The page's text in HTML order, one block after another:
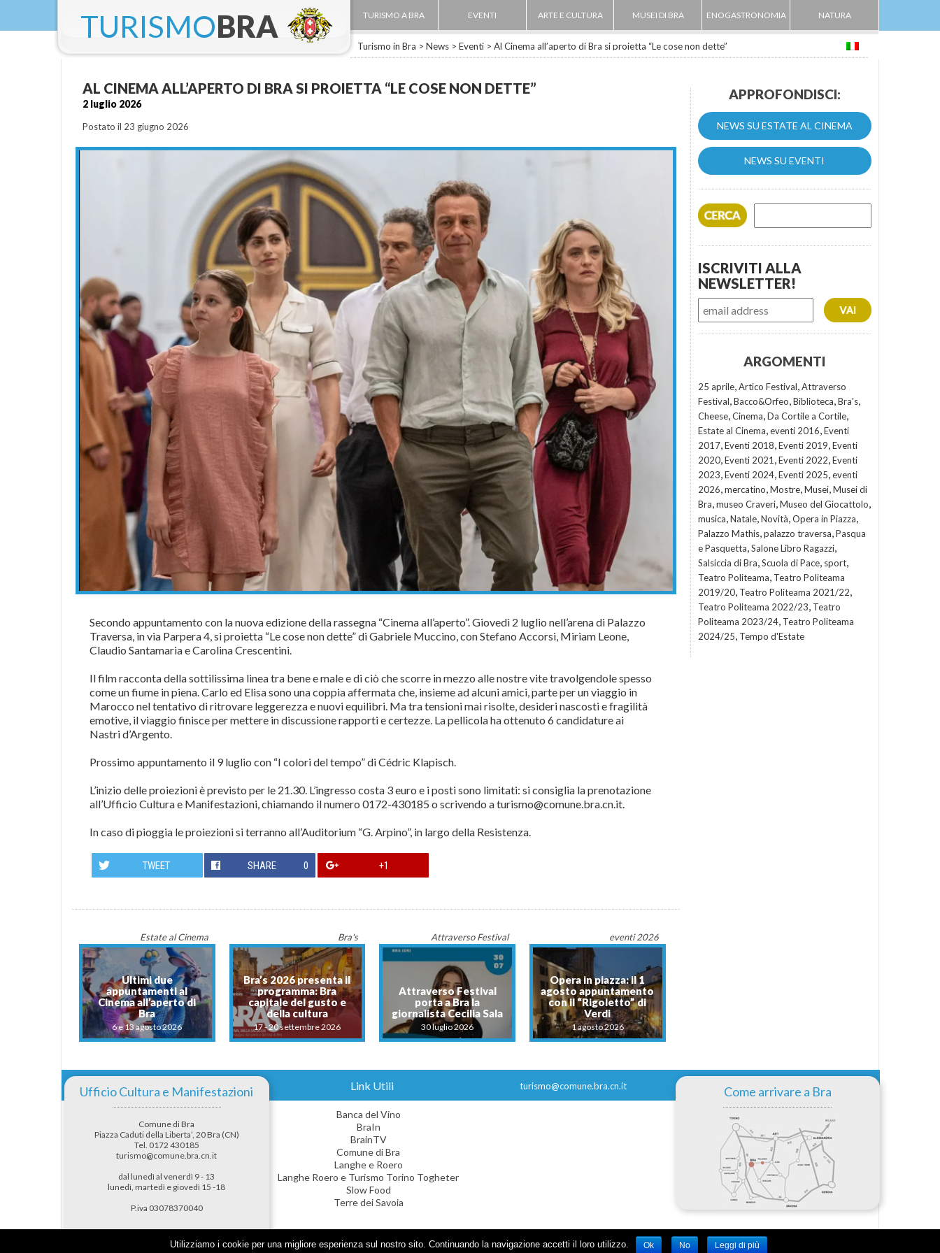
TURISMOBRA TURISMO A BRA EVENTI ARTE E CULTURA MUSEI DI BRA ENOGASTRONOMIA NATURA
Turismo in Bra > News > Eventi > Al Cinema all’aperto di Bra si proietta “Le cose non dette”
AL CINEMA ALL’APERTO DI BRA SI PROIETTA “LE COSE NON DETTE”
2 luglio 2026
Postato il 23 giugno 2026
Secondo appuntamento con la nuova edizione della rassegna “Cinema all’aperto”. Giovedì 2 luglio nell’arena di Palazzo
Traversa, in via Parpera 4, si proietta “Le cose non dette” di Gabriele Muccino, con Stefano Accorsi, Miriam Leone,
Claudio Santamaria e Carolina Crescentini.
Il film racconta della sottilissima linea tra bene e male e di ciò che scorre in mezzo alle nostre vite travolgendole spesso
come un fiume in piena. Carlo ed Elisa sono una coppia affermata che, insieme ad alcuni amici, parte per un viaggio in
Marocco nel tentativo di ritrovare leggerezza e nuovi equilibri. Ma tra tensioni mai risolte, desideri nascosti e fragilità
emotive, il viaggio finisce per mettere in discussione rapporti e certezze. La pellicola ha ottenuto 6 candidature ai
Nastri d’Argento.
Prossimo appuntamento il 9 luglio con “I colori del tempo” di Cédric Klapisch.
L’inizio delle proiezioni è previsto per le 21.30. L’ingresso costa 3 euro e i posti sono limitati: si consiglia la prenotazione
all’Ufficio Cultura e Manifestazioni, chiamando il numero 0172-430185 o scrivendo a turismo@comune.bra.cn.it.
In caso di pioggia le proiezioni si terranno all’Auditorium “G. Arpino”, in largo della Resistenza.
TWEET SHARE 0 +1
Estate al Cinema
Ultimi due
appuntamenti al
Cinema all’aperto di
Bra
6 e 13 agosto 2026
Bra's
Bra’s 2026 presenta il
programma: Bra
capitale del gusto e
della cultura
17 - 20 settembre 2026
Attraverso Festival
Attraverso Festival
porta a Bra la
giornalista Cecilia Sala
30 luglio 2026
eventi 2026
Opera in piazza: il 1
agosto appuntamento
con il “Rigoletto” di
Verdi
1 agosto 2026
APPROFONDISCI:
NEWS SU ESTATE AL CINEMA
NEWS SU EVENTI
ISCRIVITI ALLA
NEWSLETTER!
ARGOMENTI
25 aprile,Artico Festival,Attraverso
Festival,Bacco&Orfeo,Biblioteca,Bra's,
Cheese,Cinema,Da Cortile a Cortile,
Estate al Cinema,eventi 2016,Eventi
2017,Eventi 2018,Eventi 2019,Eventi
2020,Eventi 2021 ,Eventi 2022,Eventi
2023,Eventi 2024,Eventi 2025,eventi
2026,mercatino,Mostre,Musei,Musei di
Bra,museo Craveri,Museo del Giocattolo,
musica,Natale,Novità,Opera in Piazza,
Palazzo Mathis,palazzo traversa,Pasqua
e Pasquetta,Salone Libro Ragazzi,
Salsiccia di Bra,Scuola di Pace, sport,
Teatro Politeama, Teatro Politeama
2019/20, Teatro Politeama 2021/22,
Teatro Politeama 2022/23, Teatro
Politeama 2023/24, Teatro Politeama
2024/25, Tempo d'Estate
Ufficio Cultura e Manifestazioni
Comune di Bra
Piazza Caduti della Liberta’, 20 Bra (CN)
Tel. 0172 430185
turismo@comune.bra.cn.it
dal lunedì al venerdì 9 - 13
lunedì, martedì e giovedì 15 -18
P.iva 03078370040
Link Utili
Banca del Vino
BraIn
BrainTV
Comune di Bra
Langhe e Roero
Langhe Roero e Turismo Torino Togheter
Slow Food
Terre dei Savoia
turismo@comune.bra.cn.it Come arrivare a Bra
Utilizziamo i cookie per una migliore esperienza sul nostro sito. Continuando la navigazione accetti il loro utilizzo. Ok No Leggi di più